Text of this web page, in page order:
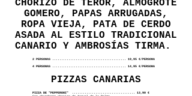
CHORIZO DE TEROR, ALMOGROTE
GOMERO, PAPAS ARRUGADAS,
ROPA VIEJA, PATA DE CERDO
ASADA AL ESTILO TRADICIONAL
CANARIO Y AMBROSÍAS TIRMA.
2 PERSONAS ......................................... 19,95 €/PERSONA
4 PERSONAS ......................................... 14,95 €/PERSONA
PIZZAS CANARIAS
PIZZA DE "PEPPERONI" ................................... 13,90 €